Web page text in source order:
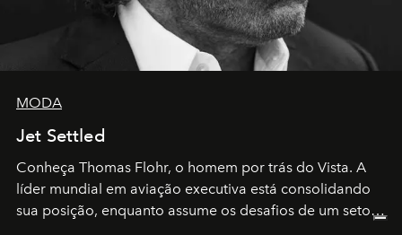
MODA
Jet Settled
Conheça Thomas Flohr, o homem por trás do Vista. A
líder mundial em aviação executiva está consolidando
sua posição, enquanto assume os desafios de um setor